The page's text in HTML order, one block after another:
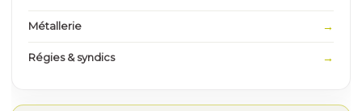
Métallerie
Régies & syndics